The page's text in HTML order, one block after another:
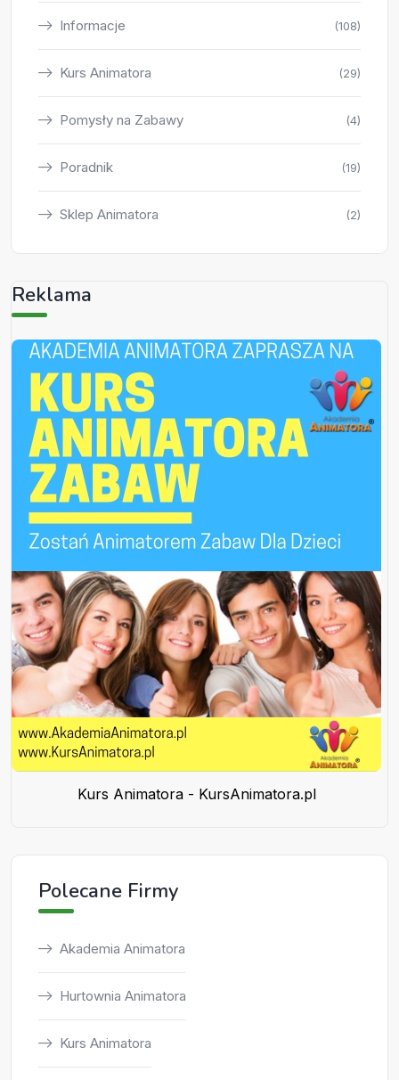
Informacje (108)
Kurs Animatora (29)
Pomysły na Zabawy (4)
Poradnik (19)
Sklep Animatora (2)
Reklama
Kurs Animatora - KursAnimatora.pl
Polecane Firmy
Akademia Animatora
Hurtownia Animatora
Kurs Animatora